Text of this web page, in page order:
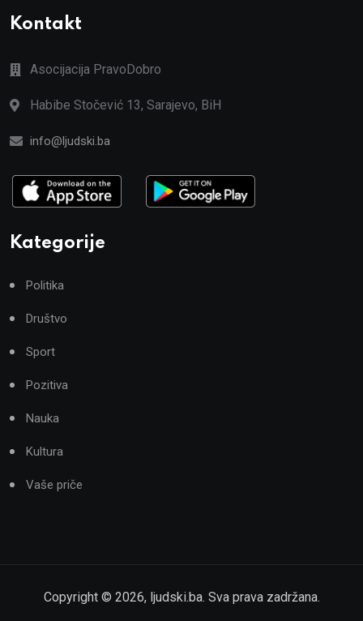
Kontakt
Asocijacija PravoDobro
Habibe Stočević 13, Sarajevo, BiH
info@ljudski.ba
Kategorije
Politika
Društvo
Sport
Pozitiva
Nauka
Kultura
Vaše priče
Copyright © 2026, ljudski.ba. Sva prava zadržana.